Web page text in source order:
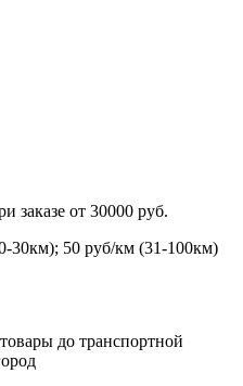
заказе от 30000 руб.
50 руб/км (31-100км)
до транспортной